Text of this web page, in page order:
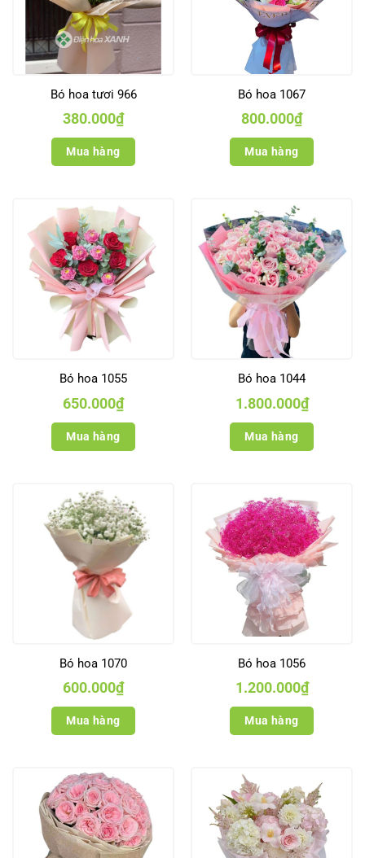
Bó hoa tươi 966
380.000₫
Mua hàng
Bó hoa 1067
800.000₫
Mua hàng
Bó hoa 1055
650.000₫
Mua hàng
Bó hoa 1044
1.800.000₫
Mua hàng
Bó hoa 1070
600.000₫
Mua hàng
Bó hoa 1056
1.200.000₫
Mua hàng